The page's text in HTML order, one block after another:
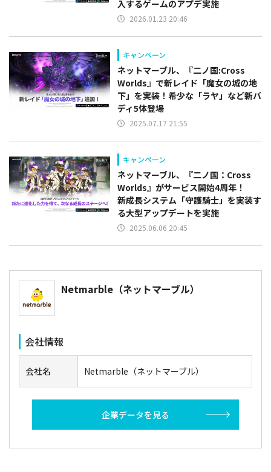
入するゲームのアプデ実施
2026.01.23 20:46
キャンペーン
ネットマーブル、『二ノ国:Cross
Worlds』で新レイド「魔女の城の地
下」を実装！希少な「ラヤ」など新バ
ディ5体登場
2025.07.17 21:55
キャンペーン
ネットマーブル、『二ノ国：Cross
Worlds』がサービス開始4周年！
新成長システム「守護騎士」を実装す
る大型アップデートを実施
2025.06.06 20:45
​Netmarble（ネットマーブル）
会社情報
会社名 ​Netmarble（ネットマーブル）
企業データを見る